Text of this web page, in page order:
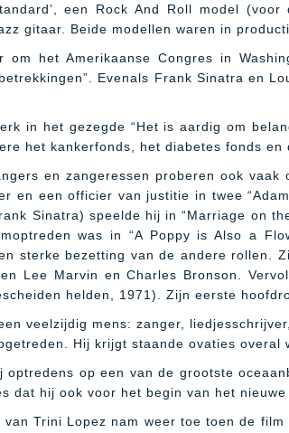
een Rock And Roll model
gitaar. Beide modellen waren in
om het Amerikaanse Congres in
Evenals Frank Sinatra en
in het gezegde “Het is aardig om
het kankerfonds, het diabetes fonds en
en zangeressen proberen ook
en een officier van justitie in twee
Sinatra) speelde hij in “Marriage on
was in “A Poppy is Also a
sterke bezetting van de andere rollen.
Lee Marvin en Charles Bronson.
helden, 1971). Zijn eerste
veelzijdig mens: zanger,
Hij krijgt staande ovaties
optredens op een van de grootste
dat hij ook voor het begin van het
van Trini Lopez nam weer toe toen de